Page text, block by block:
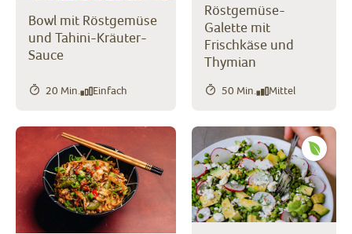
Bowl mit Röstgemüse
und Tahini-Kräuter-
Sauce
20 Min. Einfach
Röstgemüse-
Galette mit
Frischkäse und
Thymian
50 Min. Mittel